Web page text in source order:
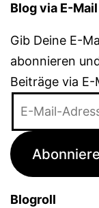
Blog via E-
Gib Deine E-
abonnieren
Beiträge via
Adresse
Blogroll